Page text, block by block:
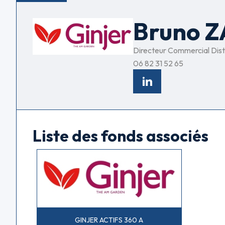
Bruno
Directeur Commercial
06 82 31 52 65
Liste des fonds associés
GINJER ACTIFS 360 A